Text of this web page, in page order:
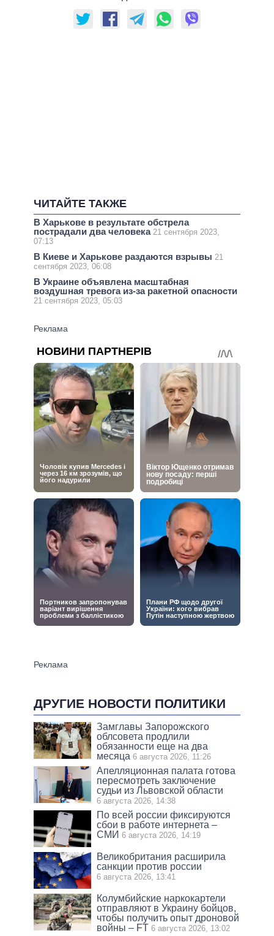
ЧИТАЙТЕ ТАКЖЕ
В Харькове в результате обстрела
пострадали два человека 21 сентября 2023,
07:13
В Киеве и Харькове раздаются взрывы 21
сентября 2023, 06:08
В Украине объявлена масштабная
воздушная тревога из-за ракетной опасности
21 сентября 2023, 05:03
ДРУГИЕ НОВОСТИ ПОЛИТИКИ
Замглавы Запорожского
облсовета продлили
обязанности еще на два
месяца 6 августа 2026, 11:26
Апелляционная палата готова
пересмотреть заключение
судьи из Львовской области
6 августа 2026, 14:38
По всей россии фиксируются
сбои в работе интернета –
СМИ 6 августа 2026, 14:19
Великобритания расширила
санкции против россии
6 августа 2026, 13:41
Колумбийские наркокартели
отправляют в Украину бойцов,
чтобы получить опыт дроновой
войны – FT 6 августа 2026, 13:02